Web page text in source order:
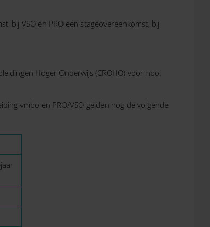
bij VSO en PRO een stageovereenkomst, bij
Hoger Onderwijs (CROHO) voor hbo.
vmbo en PRO/VSO gelden nog de volgende